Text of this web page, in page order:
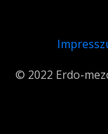
© 2022 Erdo-